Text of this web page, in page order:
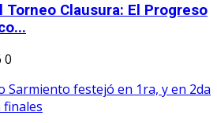
Torneo Clausura: El Progreso
0